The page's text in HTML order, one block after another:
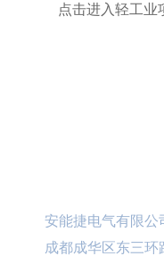
点击进入轻工业
安能捷电气有限公
成都成华区东三